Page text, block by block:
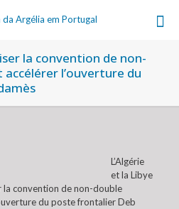
la convention de non-
l’ouverture du
L’Algérie
et la Libye
la convention de non-double
du poste frontalier Deb